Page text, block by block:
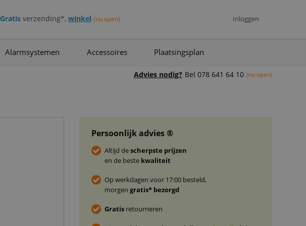
Gratisverzending*, winkel (nu open) Inloggen
Alarmsystemen Accessoires Plaatsingsplan
(nu open)
Bel 078 641 64 10
Advies nodig?
Persoonlijk advies ®
Altijd descherpste prijzen
en de bestekwaliteit
Op werkdagen voor 17:00 besteld,
morgen gratis* bezorgd
Gratisretourneren